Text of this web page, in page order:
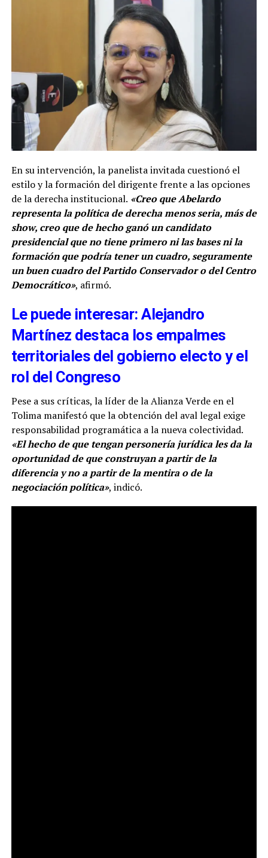
En su intervención, la panelista invitada cuestionó el
estilo y la formación del dirigente frente a las opciones
de la derecha institucional. «Creo que Abelardo
representa la política de derecha menos seria, más de
show, creo que de hecho ganó un candidato
presidencial que no tiene primero ni las bases ni la
formación que podría tener un cuadro, seguramente
un buen cuadro del Partido Conservador o del Centro
Democrático», afirmó.
Le puede interesar: Alejandro
Martínez destaca los empalmes
territoriales del gobierno electo y el
rol del Congreso
Pese a sus críticas, la líder de la Alianza Verde en el
Tolima manifestó que la obtención del aval legal exige
responsabilidad programática a la nueva colectividad.
«El hecho de que tengan personería jurídica les da la
oportunidad de que construyan a partir de la
diferencia y no a partir de la mentira o de la
negociación política», indicó.